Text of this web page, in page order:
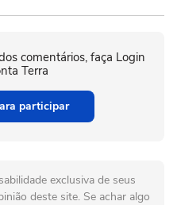
comentários, faça Login
Terra
participar
exclusiva de seus
deste site. Se achar algo